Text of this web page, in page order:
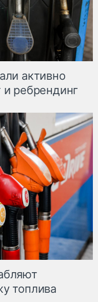
активно
и ребрендинг
топлива